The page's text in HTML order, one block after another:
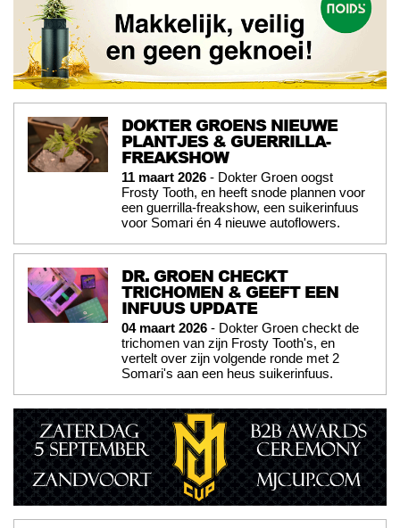
DOKTER GROENS NIEUWE
PLANTJES & GUERRILLA-
FREAKSHOW
11 maart 2026 - Dokter Groen oogst
Frosty Tooth, en heeft snode plannen voor
een guerrilla-freakshow, een suikerinfuus
voor Somari én 4 nieuwe autoflowers.
DR. GROEN CHECKT
TRICHOMEN & GEEFT EEN
INFUUS UPDATE
04 maart 2026 - Dokter Groen checkt de
trichomen van zijn Frosty Tooth's, en
vertelt over zijn volgende ronde met 2
Somari's aan een heus suikerinfuus.